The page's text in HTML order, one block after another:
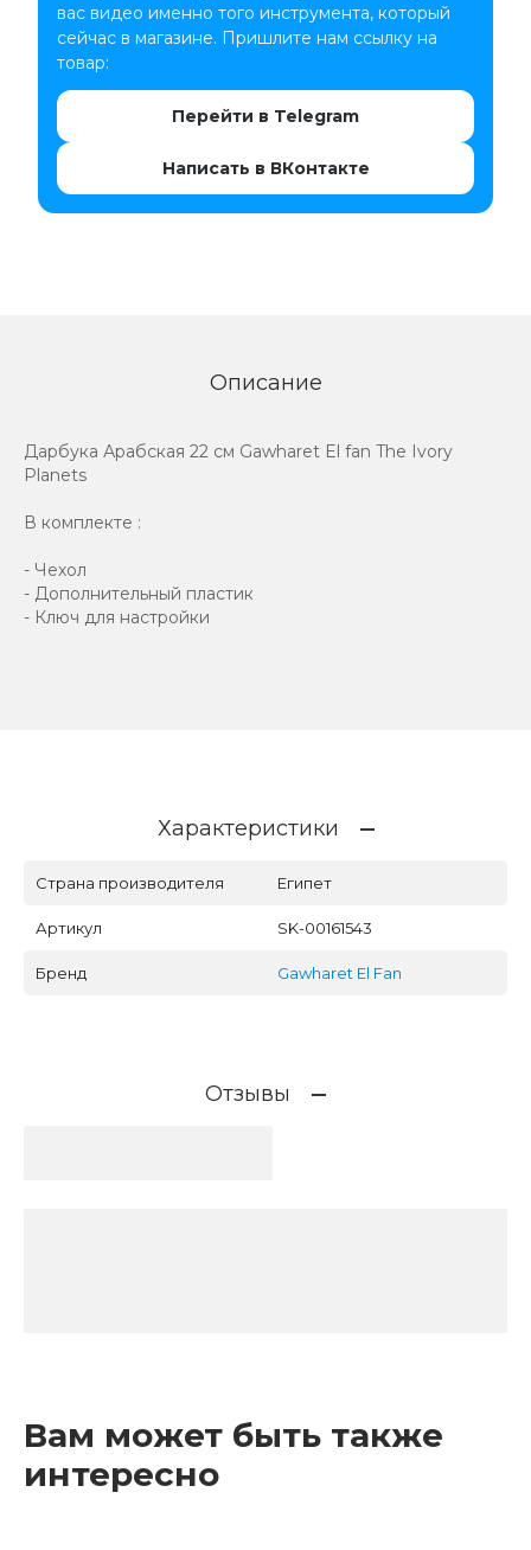
вас видео именно того инструмента, который
сейчас в магазине. Пришлите нам ссылку на
товар:
Перейти в Telegram
Написать в ВКонтакте
Описание
Дарбука Арабская 22 см Gawharet El fan The Ivory
Planets
В комплекте :
- Чехол
- Дополнительный пластик
- Ключ для настройки
Характеристики
Страна производителя Египет
Артикул SK-00161543
Бренд Gawharet El Fan
Отзывы
Вам может быть также
интересно